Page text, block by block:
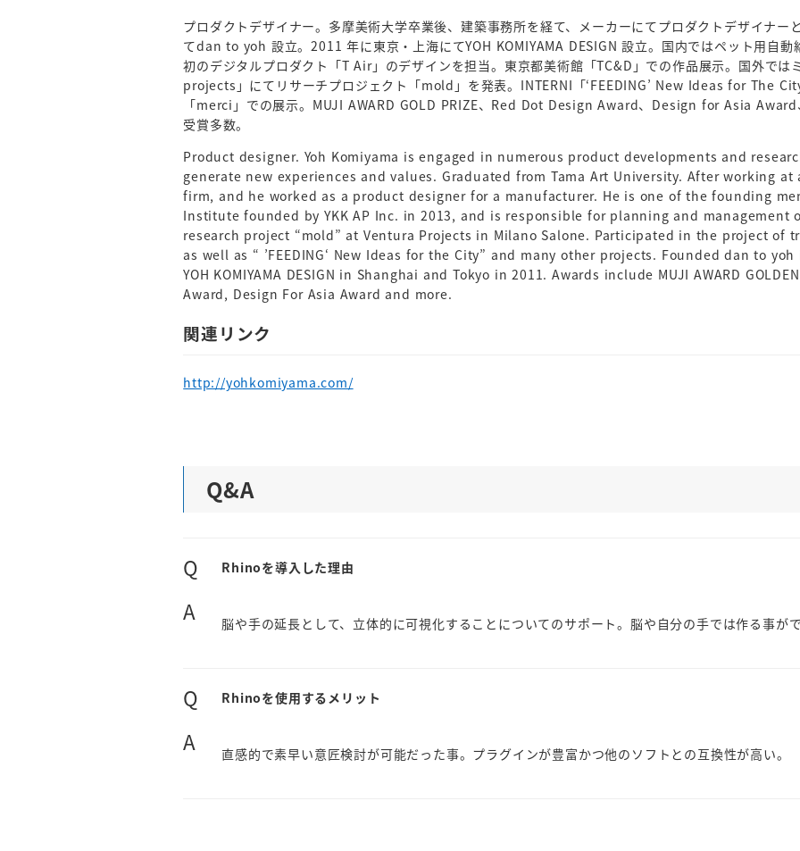
プロダクトデザイナー。多摩美術大学卒業後、建築事務所を経て、メーカーにてプロダクトデザイナー
てdan to yoh 設立。2011 年に東京・上海にてYOH KOMIYAMA DESIGN 設立。国内ではペット用自動
初のデジタルプロダクト「T Air」のデザインを担当。東京都美術館「TC&D」での作品展示。国外で
projects」にてリサーチプロジェクト「mold」を発表。INTERNI「‘FEEDING’ New Ideas for The
「merci」での展示。MUJI AWARD GOLD PRIZE、Red Dot Design Award、Design for Asia Award
受賞多数。
Product designer. Yoh Komiyama is engaged in numerous product developments and
generate new experiences and values. Graduated from Tama Art University. After working
firm, and he worked as a product designer for a manufacturer. He is one of the founding
Institute founded by YKK AP Inc. in 2013, and is responsible for planning and management
research project “mold” at Ventura Projects in Milano Salone. Participated in the project of
as well as “ ’FEEDING‘ New Ideas for the City” and many other projects. Founded dan to
YOH KOMIYAMA DESIGN in Shanghai and Tokyo in 2011. Awards include MUJI AWARD
Award, Design For Asia Award and more.
関連リンク
http://yohkomiyama.com/
Q&A
Q Rhinoを導入した理由
A 脳や手の延長として、立体的に可視化することについてのサポート。脳や自分の手では作る事が
Q Rhinoを使用するメリット
A 直感的で素早い意匠検討が可能だった事。プラグインが豊富かつ他のソフトとの互換性が高い。